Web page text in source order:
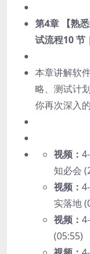
第4章 【熟
试流程10 节
本章讲解软
略、测试计
你再次深入
视频：
知必会
视频：
实落地
视频：
(05:55)